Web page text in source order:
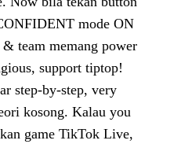
mode ON
team memang power
support tiptop!
step-by-step, very
kosong. Kalau you
game TikTok Live,